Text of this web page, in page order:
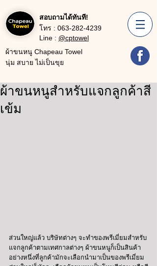
สอบถามได้ทันที!
โทร : 063-282-4239
Line : @cptowel
ผ้าขนหนู Chapeau Towel
นุ่ม สบาย ไม่เป็นขุย
ผ้าขนหนูสำหรับแจกลูกค้าสี
เข้ม
ส่วนใหญ่แล้ว บริษัทต่างๆ จะทำของพรีเมี่ยมสำหรับ
แจกลูกค้าตามเทศกาลต่างๆ ผ้าขนหนูก็เป็นสินค้า
อย่างหนึ่งที่ลูกค้ามักจะเลือกนำมาเป็นของพรีเมี่ยม